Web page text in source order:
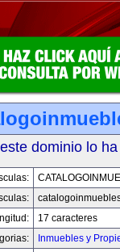
dominio lo
17 caracteres
Inmuebles y